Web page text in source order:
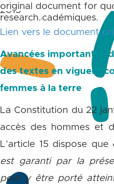
2013
Lien vers le document
Avancées importantes
des textes en vigueur
femmes à la terre
La Constitution du 22
accès des hommes et
L’article 15 dispose que
est garanti par la
peut y être porté
documents originaux
travaux académiques.
original document for
research.